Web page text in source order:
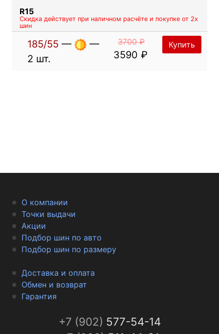
R15
Скидка действует при наличном расчёте и покупке от 2х
шин
185/55 —
—
2 шт.
3700 ₽
3590 ₽
Купить
О компании
Точки выдачи
Акции
Подбор шин по авто
Подбор шин по размеру
Доставка и оплата
Обмен и возврат
Гарантия
+7 (902) 577-54-14